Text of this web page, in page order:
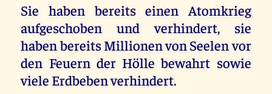
Sie haben bereits einen Atomkrieg
aufgeschoben und verhindert, sie
haben bereits Millionen von Seelen vor
den Feuern der Hölle bewahrt sowie
viele Erdbeben verhindert.